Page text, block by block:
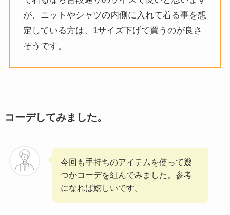
が、ニットやシャツの内側に入れて着る事を想
定している方は、1サイズ下げて買うのが良さ
そうです。
コーデしてみました。
今回も手持ちのアイテムを使って幾
つかコーデを組んでみました。参考
になれば嬉しいです。